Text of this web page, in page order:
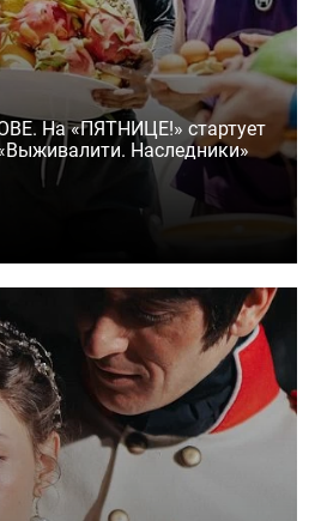
На «ПЯТНИЦЕ!» стартует
Наследники»